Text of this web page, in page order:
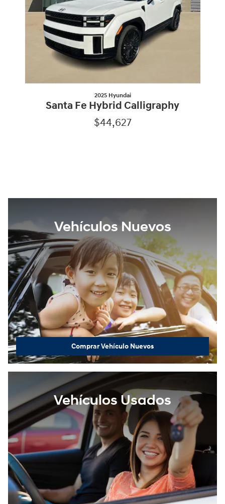
2025 Hyundai
Santa Fe Hybrid Calligraphy
$44,627
Vehículos Nuevos
Comprar Vehículo Nuevos
Vehículos Usados